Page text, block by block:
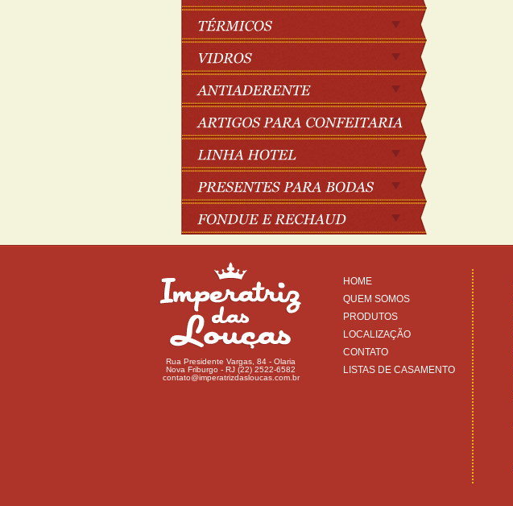
Rua Presidente Vargas, 84 - Olaria
Nova Friburgo - RJ (22) 2522-6582
contato@imperatrizdasloucas.com.br
HOME
QUEM SOMOS
PRODUTOS
LOCALIZAÇÃO
CONTATO
LISTAS DE CASAMENTO